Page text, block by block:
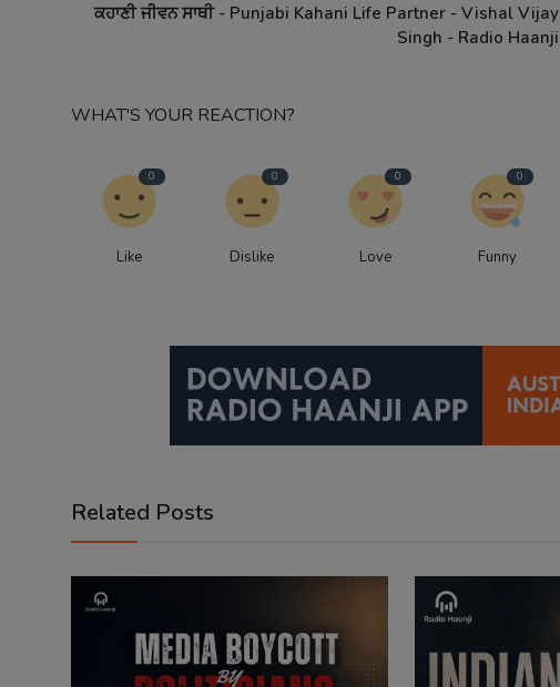
ਕਹਾਣੀ ਜੀਵਨ ਸਾਥੀ - Punjabi Kahani Life Partner - Vishal Vijay
Singh - Radio Haanji
WHAT'S YOUR REACTION?
0
Like
0
Dislike
0
Love
0
Funny
Related Posts